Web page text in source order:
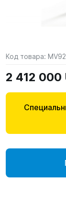
Код товара:
2 412 000